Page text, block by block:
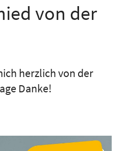
von der
herzlich von der
Danke!